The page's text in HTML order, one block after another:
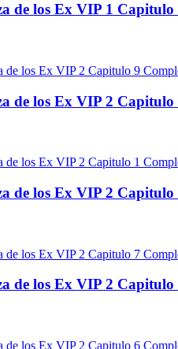
de los Ex VIP 1
de los Ex VIP 2
de los Ex VIP 2
de los Ex VIP 2